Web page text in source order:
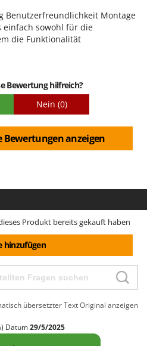
Benutzerfreundlichkeit Montage
einfach sowohl für die
die Funktionalität
Bewertung hilfreich?
Nein (0)
Bewertungen anzeigen
Produkt bereits gekauft haben
hinzufügen
übersetzter TextOriginal anzeigen
Datum29/5/2025